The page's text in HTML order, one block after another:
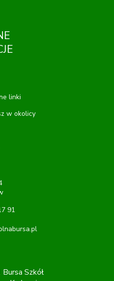
linki
w okolicy
91
Szkół